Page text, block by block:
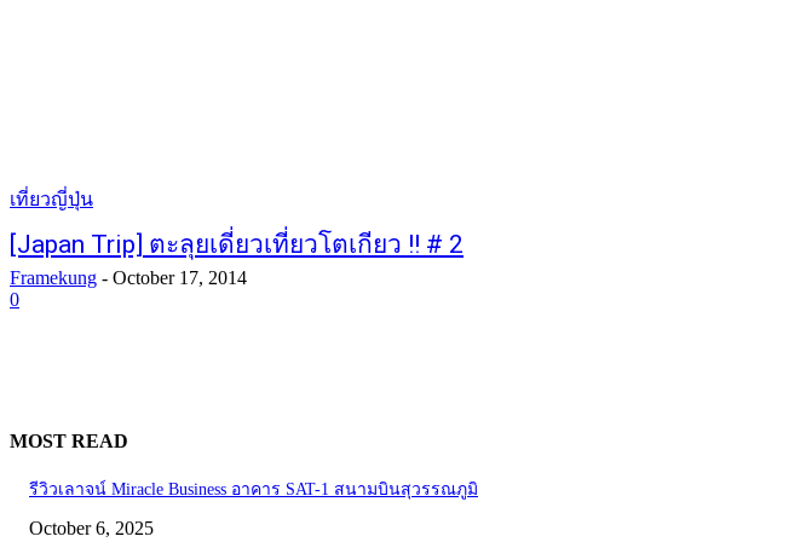
เที่ยวญี่ปุ่น
[Japan Trip] ตะลุยเดี่ยวเที่ยวโตเกียว !! # 2
Framekung - October 17, 2014
0
MOST READ
รีวิวเลาจน์ Miracle Business อาคาร SAT-1 สนามบินสุวรรณภูมิ
October 6, 2025